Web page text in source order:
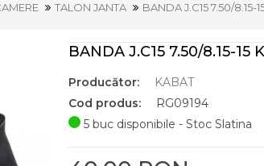
TALON JANTA BANDA J.C15 7.50/8.15-
BANDA J.C15 7.50/8.15-15
Producător:
KABAT
Cod produs:
RG09194
5 buc disponibile - Stoc Slatina